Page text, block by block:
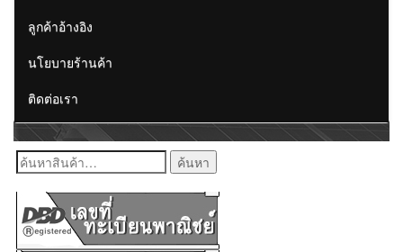
ลูกค้าอ้างอิง
นโยบายร้านค้า
ติดต่อเรา
ค้นหา: